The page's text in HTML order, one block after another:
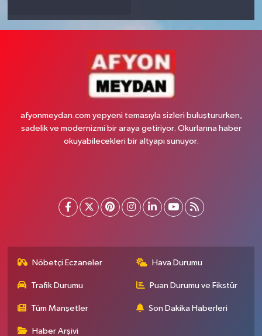
afyonmeydan.com yepyeni temasıyla sizleri buluştururken,
sadelik ve modernizmi bir araya getiriyor. Okurlarına haber
okuyabilecekleri bir altyapı sunuyor.
Nöbetçi Eczaneler Hava Durumu
Trafik Durumu Puan Durumu ve Fikstür
Tüm Manşetler Son Dakika Haberleri
Haber Arşivi